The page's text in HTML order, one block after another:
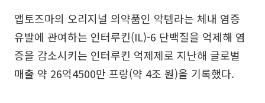
앱토즈마의 오리지널 의약품인 악템라는 체내 염증
유발에 관여하는 인터루킨(IL)-6 단백질을 억제해 염
증을 감소시키는 인터루킨 억제제로 지난해 글로벌
매출 약 26억4500만 프랑(약 4조 원)을 기록했다.